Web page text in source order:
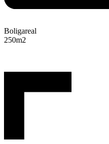
Boligareal
250m2